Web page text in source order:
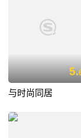
5.
与时尚同居